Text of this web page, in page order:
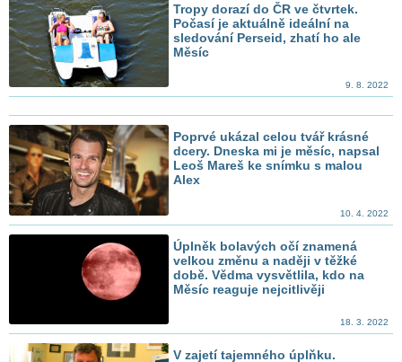
Tropy dorazí do ČR ve čtvrtek.
Počasí je aktuálně ideální na
sledování Perseid, zhatí ho ale
Měsíc
9. 8. 2022
Poprvé ukázal celou tvář krásné
dcery. Dneska mi je měsíc, napsal
Leoš Mareš ke snímku s malou
Alex
10. 4. 2022
Úplněk bolavých očí znamená
velkou změnu a naději v těžké
době. Vědma vysvětlila, kdo na
Měsíc reaguje nejcitlivěji
18. 3. 2022
V zajetí tajemného úplňku.